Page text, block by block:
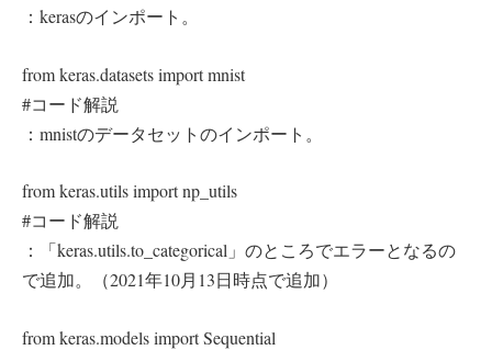
：kerasのインポート。
from keras.datasets import mnist
#コード解説
：mnistのデータセットのインポート。
from keras.utils import np_utils
#コード解説
：「keras.utils.to_categorical」のところでエラーとなるの
で追加。（2021年10月13日時点で追加）
from keras.models import Sequential